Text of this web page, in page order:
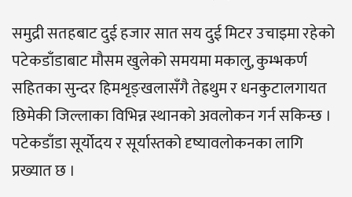
समुद्री सतहबाट दुई हजार सात सय दुई मिटर उचाइमा रहेको
पटेकडाँडाबाट मौसम खुलेको समयमा मकालु, कुम्भकर्ण
सहितका सुन्दर हिमशृङ्खलासँगै तेह्रथुम र धनकुटालगायत
छिमेकी जिल्लाका विभिन्न स्थानको अवलोकन गर्न सकिन्छ ।
पटेकडाँडा सूर्योदय र सूर्यास्तको दृष्यावलोकनका लागि
प्रख्यात छ ।